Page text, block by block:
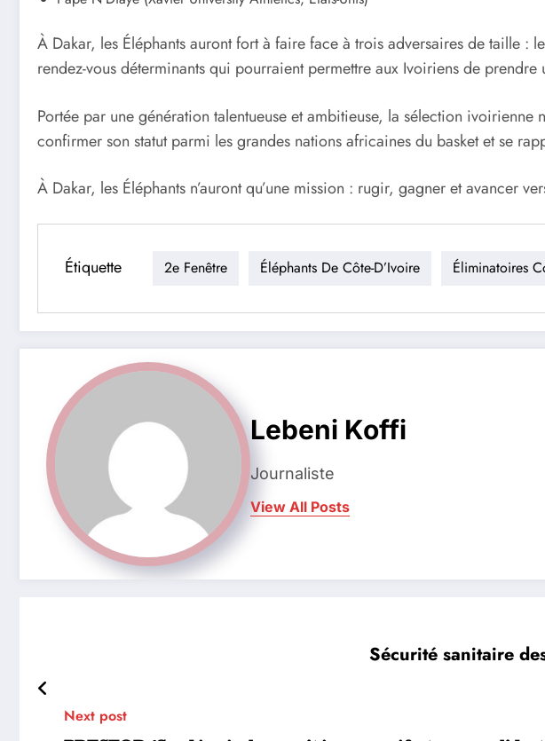
À Dakar, les Éléphants auront fort à faire face à trois adversaires de taille :
rendez-vous déterminants qui pourraient permettre aux Ivoiriens de
Portée par une génération talentueuse et ambitieuse, la sélection
confirmer son statut parmi les grandes nations africaines du basket et se
À Dakar, les Éléphants n’auront qu’une mission : rugir, gagner et avancer
Étiquette 2e Fenêtre Éléphants De Côte-D’Ivoire Éliminatoires
Lebeni Koffi
Journaliste
View All Posts
Sécurité sanitaire
Next post